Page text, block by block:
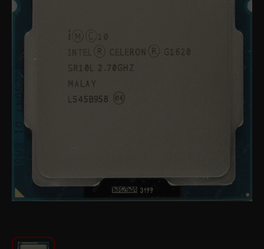
Красота и Уход
Аудиотехника для автомобилей
Мебель